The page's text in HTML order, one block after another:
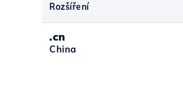
Rozšíření
.cn
China